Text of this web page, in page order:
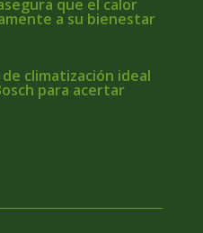
que el calor
a su bienestar
climatización ideal
para acertar